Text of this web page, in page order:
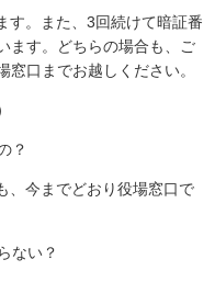
す。また、3回続けて暗証番
ます。どちらの場合も、ご
口までお越しください。
？
、今までどおり役場窓口で
ない？